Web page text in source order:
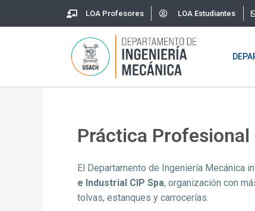
LOA Profesores LOA Estudiantes
Práctica Profesional
El Departamento de Ingeniería Mecánica
e Industrial CIP Spa, organización con
tolvas, estanques y carrocerías.